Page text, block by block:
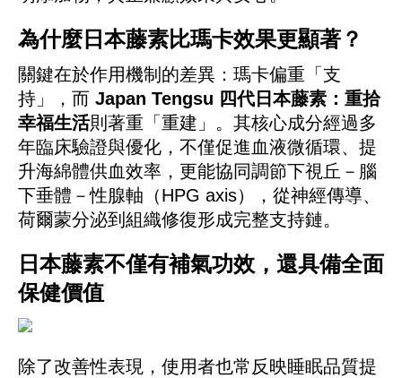
為什麼日本藤素比瑪卡效果更顯著？
關鍵在於作用機制的差異：瑪卡偏重「支
持」，而 Japan Tengsu 四代日本藤素：重拾
幸福生活則著重「重建」。其核心成分經過多
年臨床驗證與優化，不僅促進血液微循環、提
升海綿體供血效率，更能協同調節下視丘－腦
下垂體－性腺軸（HPG axis），從神經傳導、
荷爾蒙分泌到組織修復形成完整支持鏈。
日本藤素不僅有補氣功效，還具備全面
保健價值
除了改善性表現，使用者也常反映睡眠品質提